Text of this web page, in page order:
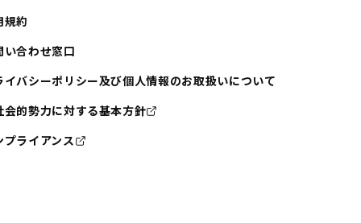
規約
い合わせ窓口
イバシーポリシー及び個人情報のお取扱いについて
会的勢力に対する基本方針
プライアンス